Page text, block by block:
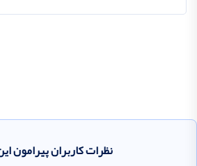
نظرات کاربران پیرامون